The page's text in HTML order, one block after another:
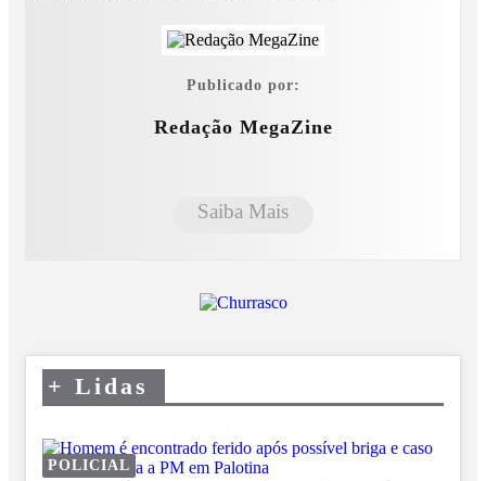
Publicado por:
Redação MegaZine
Saiba Mais
+ Lidas
POLICIAL